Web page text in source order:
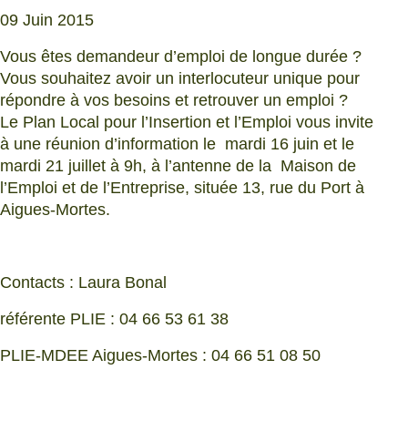
09 Juin 2015
Vous êtes demandeur d’emploi de longue durée ?
Vous souhaitez avoir un interlocuteur unique pour
répondre à vos besoins et retrouver un emploi ?
Le Plan Local pour l’Insertion et l’Emploi vous invite
à une réunion d’information le mardi 16 juin et le
mardi 21 juillet à 9h, à l’antenne de la Maison de
l’Emploi et de l’Entreprise, située 13, rue du Port à
Aigues-Mortes.
Contacts : Laura Bonal
référente PLIE : 04 66 53 61 38
PLIE-MDEE Aigues-Mortes : 04 66 51 08 50